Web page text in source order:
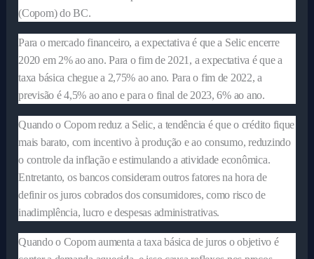
(Copom) do BC.
Para o mercado financeiro, a expectativa é que a Selic encerre
2020 em 2% ao ano. Para o fim de 2021, a expectativa é que a
taxa básica chegue a 2,75% ao ano. Para o fim de 2022, a
previsão é 4,5% ao ano e para o final de 2023, 6% ao ano.
Quando o Copom reduz a Selic, a tendência é que o crédito fique
mais barato, com incentivo à produção e ao consumo, reduzindo
o controle da inflação e estimulando a atividade econômica.
Entretanto, os bancos consideram outros fatores na hora de
definir os juros cobrados dos consumidores, como risco de
inadimplência, lucro e despesas administrativas.
Quando o Copom aumenta a taxa básica de juros o objetivo é